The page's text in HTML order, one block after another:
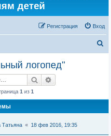
детей
Вход
Регистрация
о
логопед"
Поиск
1 из 1
« 18 фев 2016, 19:35